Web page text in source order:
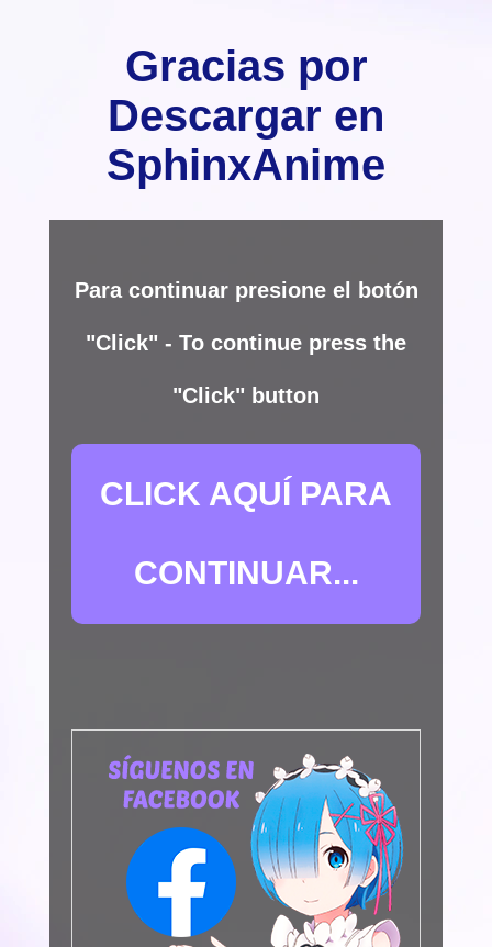
Gracias por
Descargar en
SphinxAnime
Para continuar presione el botón
"Click" - To continue press the
"Click" button
CLICK AQUÍ PARA
CONTINUAR...